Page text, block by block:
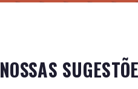
NOSSAS